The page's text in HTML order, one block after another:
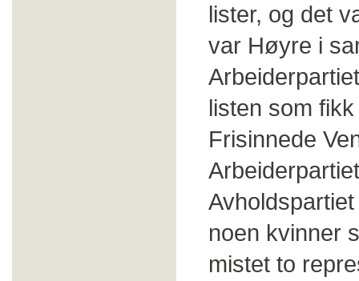
lister, og det
var Høyre i
listen som
Frisinnede
noen kvinner
mistet to